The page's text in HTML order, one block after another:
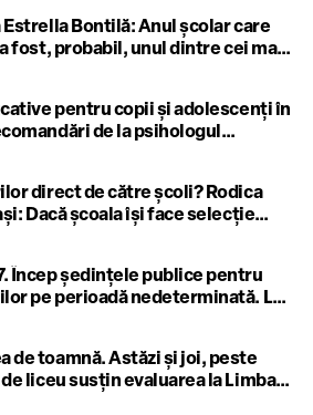
optim aerul condiționat
Bontilă: Anul școlar care
fost, probabil, unul dintre cei mai
Conducerea unei școli în
pentru copii și adolescenți în
de la psihologul
direct de către școli? Rodica
Dacă școala își face selecție
în anumite localități să nu
mai mare de profesori necalificați
Încep ședințele publice pentru
pe perioadă nedeterminată. La
profesorii cu note peste 7 la
toamnă. Astăzi și joi, peste
liceu susțin evaluarea la Limba
cele 3 probe